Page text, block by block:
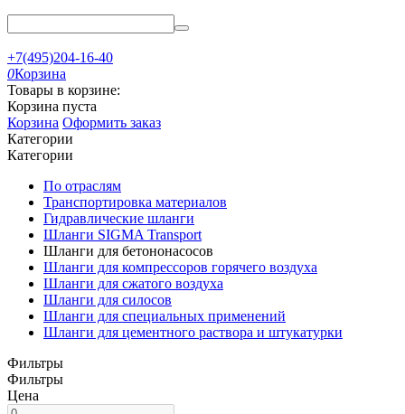
+7(495)204-16-40
0Корзина
Товары в корзине:
Корзина пуста
Корзина Оформить заказ
Категории
Категории
По отраслям
Транспортировка материалов
Гидравлические шланги
Шланги SIGMA Transport
Шланги для бетононасосов
Шланги для компрессоров горячего воздуха
Шланги для сжатого воздуха
Шланги для силосов
Шланги для специальных применений
Шланги для цементного раствора и штукатурки
Фильтры
Фильтры
Цена